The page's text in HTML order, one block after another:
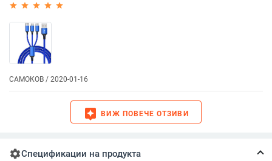
star_rate
star_rate
star_rate
star_rate
star_rate
САМОКОВ / 2020-01-16
assistant ВИЖ ПОВЕЧЕ ОТЗИВИ
settingsСпецификации на продукта